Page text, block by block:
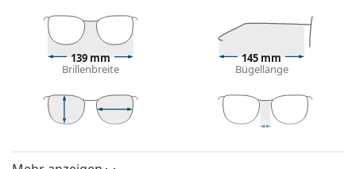
Mit der virtuellen Anprobefunktion von Lentiamo
können Sie herausfinden, wie Sie mit dieser
Sonnenbrille aussehen.
Brillenfassung
Die schwarze Farbe des Rahmens passt perfekt zu
einem kühlen Hautton und hellblondem,
Quadratische Sonnenbrillenfassungensind eine
139 mm
Brillenbreite
145 mm
Bügellänge
Glashöhe Glasbreite Stegbreite